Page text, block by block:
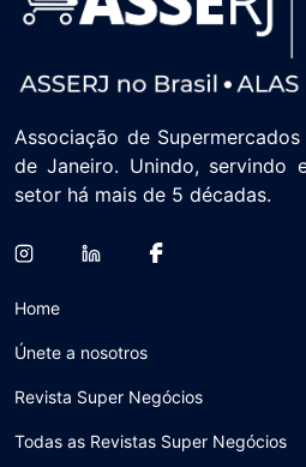
Associação de
de Janeiro. Unindo, servindo
setor há mais de 5 décadas.
Home
Únete a nosotros
Revista Super Negócios
Todas as Revistas Super Negócios